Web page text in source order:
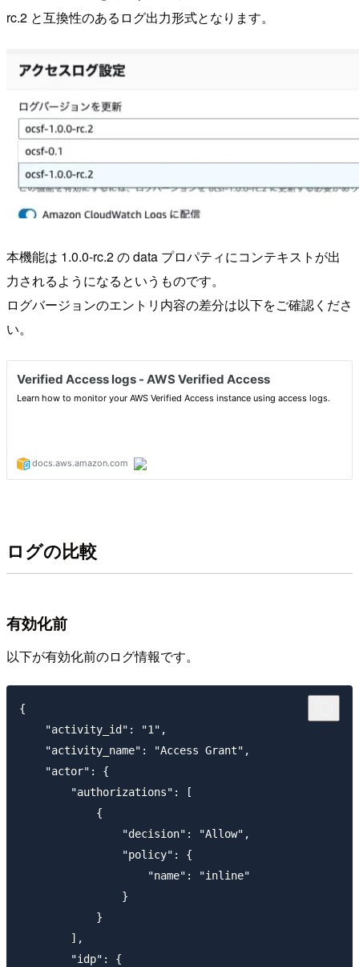
rc.2 と互換性のあるログ出力形式となります。
本機能は 1.0.0-rc.2 の data プロパティにコンテキストが出
力されるようになるというものです。
ログバージョンのエントリ内容の差分は以下をご確認くださ
い。
ログの比較
有効化前
以下が有効化前のログ情報です。
{
    "activity_id": "1",
    "activity_name": "Access Grant",
    "actor": {
        "authorizations": [
            {
                "decision": "Allow",
                "policy": {
                    "name": "inline"
                }
            }
        ],
        "idp": {